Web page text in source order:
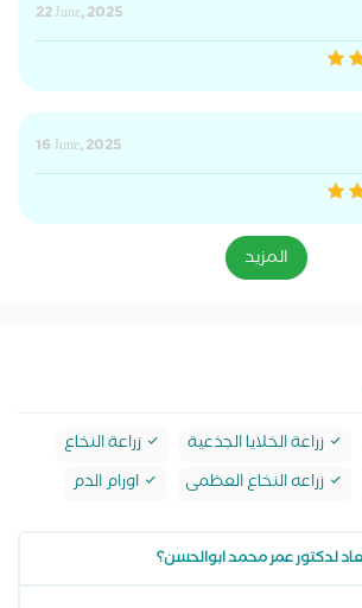
22 June, 2025
16 June, 2025
المزيد
زراعة الخلايا الجذعية
زراعة النخاع
زراعه النخاع العظمى اورام الدم
لدكتور عمر محمد ابوالحسن؟